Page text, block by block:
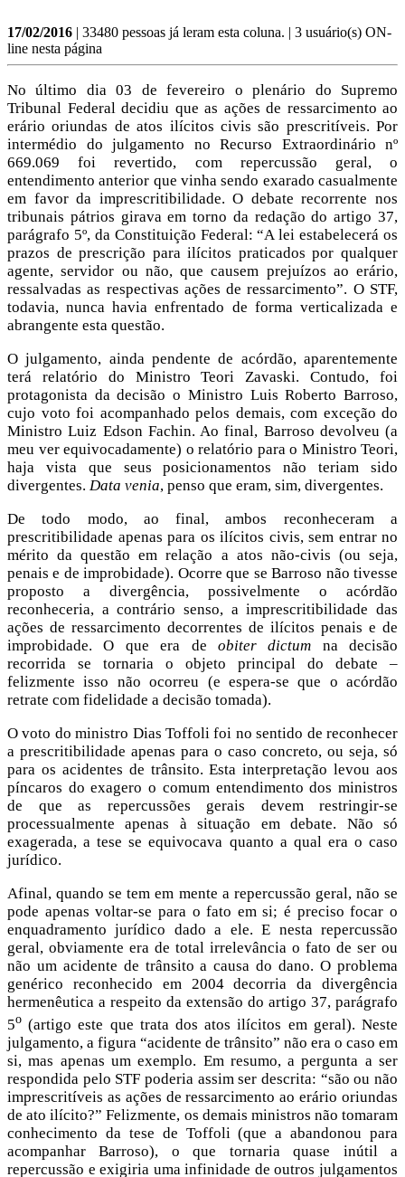
17/02/2016 | 33480 pessoas já leram esta coluna. | 3 usuário(s) ON-
line nesta página
No último dia 03 de fevereiro o plenário do Supremo
Tribunal Federal decidiu que as ações de ressarcimento ao
erário oriundas de atos ilícitos civis são prescritíveis. Por
intermédio do julgamento no Recurso Extraordinário nº
669.069 foi revertido, com repercussão geral, o
entendimento anterior que vinha sendo exarado casualmente
em favor da imprescritibilidade. O debate recorrente nos
tribunais pátrios girava em torno da redação do artigo 37,
parágrafo 5º, da Constituição Federal: “A lei estabelecerá os
prazos de prescrição para ilícitos praticados por qualquer
agente, servidor ou não, que causem prejuízos ao erário,
ressalvadas as respectivas ações de ressarcimento”. O STF,
todavia, nunca havia enfrentado de forma verticalizada e
abrangente esta questão.
O julgamento, ainda pendente de acórdão, aparentemente
terá relatório do Ministro Teori Zavaski. Contudo, foi
protagonista da decisão o Ministro Luis Roberto Barroso,
cujo voto foi acompanhado pelos demais, com exceção do
Ministro Luiz Edson Fachin. Ao final, Barroso devolveu (a
meu ver equivocadamente) o relatório para o Ministro Teori,
haja vista que seus posicionamentos não teriam sido
divergentes. Data venia, penso que eram, sim, divergentes.
De todo modo, ao final, ambos reconheceram a
prescritibilidade apenas para os ilícitos civis, sem entrar no
mérito da questão em relação a atos não-civis (ou seja,
penais e de improbidade). Ocorre que se Barroso não tivesse
proposto a divergência, possivelmente o acórdão
reconheceria, a contrário senso, a imprescritibilidade das
ações de ressarcimento decorrentes de ilícitos penais e de
improbidade. O que era de obiter dictum na decisão
recorrida se tornaria o objeto principal do debate –
felizmente isso não ocorreu (e espera-se que o acórdão
retrate com fidelidade a decisão tomada).
O voto do ministro Dias Toffoli foi no sentido de reconhecer
a prescritibilidade apenas para o caso concreto, ou seja, só
para os acidentes de trânsito. Esta interpretação levou aos
píncaros do exagero o comum entendimento dos ministros
de que as repercussões gerais devem restringir-se
processualmente apenas à situação em debate. Não só
exagerada, a tese se equivocava quanto a qual era o caso
jurídico.
Afinal, quando se tem em mente a repercussão geral, não se
pode apenas voltar-se para o fato em si; é preciso focar o
enquadramento jurídico dado a ele. E nesta repercussão
geral, obviamente era de total irrelevância o fato de ser ou
não um acidente de trânsito a causa do dano. O problema
genérico reconhecido em 2004 decorria da divergência
hermenêutica a respeito da extensão do artigo 37, parágrafo
5o (artigo este que trata dos atos ilícitos em geral). Neste
julgamento, a figura “acidente de trânsito” não era o caso em
si, mas apenas um exemplo. Em resumo, a pergunta a ser
respondida pelo STF poderia assim ser descrita: “são ou não
imprescritíveis as ações de ressarcimento ao erário oriundas
de ato ilícito?” Felizmente, os demais ministros não tomaram
conhecimento da tese de Toffoli (que a abandonou para
acompanhar Barroso), o que tornaria quase inútil a
repercussão e exigiria uma infinidade de outros julgamentos